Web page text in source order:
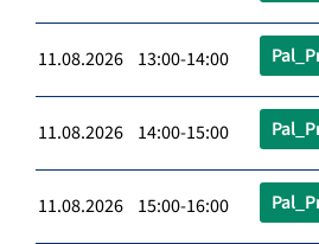
11.08.2026 13:00-14:00
11.08.2026 14:00-15:00
11.08.2026 15:00-16:00